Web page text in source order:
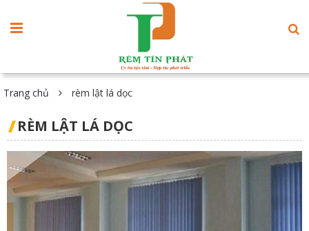
Trang chủ rèm lật lá dọc
RÈM LẬT LÁ DỌC